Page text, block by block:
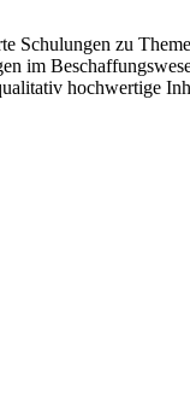
zu
im
hochwertige